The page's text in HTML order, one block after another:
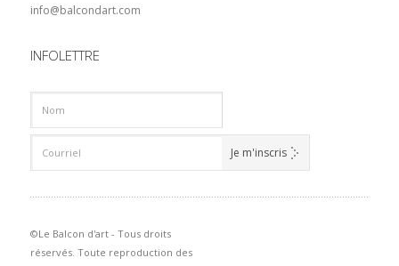
info@balcondart.com
INFOLETTRE
©Le Balcon d'art - Tous droits
réservés. Toute reproduction des